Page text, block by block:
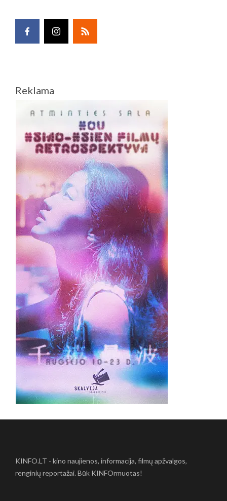
Reklama
KINFO.LT - kino naujienos, informacija, filmų apžvalgos,
renginių reportažai. Būk KINFOrmuotas!